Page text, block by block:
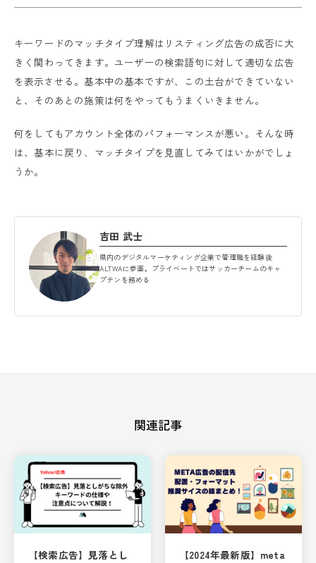
キーワードのマッチタイプ理解はリスティング広告の成否に大
きく関わってきます。ユーザーの検索語句に対して適切な広告
を表示させる。基本中の基本ですが、この土台ができていない
と、そのあとの施策は何をやってもうまくいきません。
何をしてもアカウント全体のパフォーマンスが悪い。そんな時
は、基本に戻り、マッチタイプを見直してみてはいかがでしょ
うか。
吉田 武士
県内のデジタルマーケティング企業で管理職を経験後
ALTWAに参画。プライベートではサッカーチームのキャ
プテンを務める
関連記事
【検索広告】見落とし
【2024年最新版】meta